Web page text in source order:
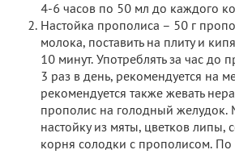
4-6 часов по 50 мл до каждого
Настойка прополиса – 50 г
молока, поставить на плиту и
10 минут. Употреблять за час до
3 раз в день, рекомендуется на
рекомендуется также жевать
прополис на голодный желудок.
настойку из мяты, цветков липы,
корня солодки с прополисом.